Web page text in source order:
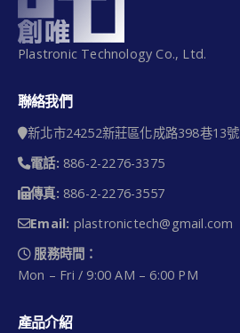
Plastronic Technology Co., Ltd.
聯絡我們
新北市24252新莊區化成路398巷13號
電話: 886-2-2276-3375
傳真: 886-2-2276-3557
Email: plastronictech@gmail.com
服務時間：
Mon – Fri / 9:00 AM – 6:00 PM
產品介紹